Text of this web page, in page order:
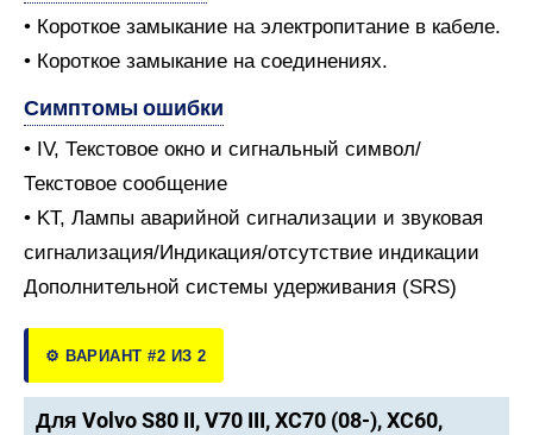
• Короткое замыкание на электропитание в кабеле.
• Короткое замыкание на соединениях.
Симптомы ошибки
• IV, Текстовое окно и сигнальный символ/
Текстовое сообщение
• KT, Лампы аварийной сигнализации и звуковая
сигнализация/Индикация/отсутствие индикации
Дополнительной системы удерживания (SRS)
⚙️ ВАРИАНТ #2 ИЗ 2
Для Volvo S80 II, V70 III, XC70 (08-), XC60,